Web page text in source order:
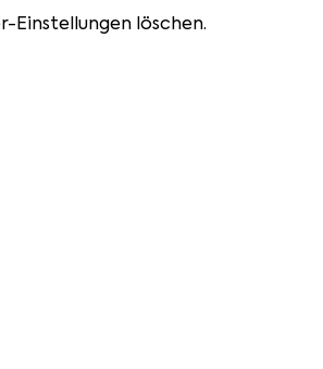
Einstellungen löschen.